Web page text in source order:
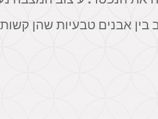
אבנים טבעיות שהן קשות